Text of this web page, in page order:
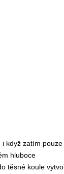
i když zatím pouze
hluboce
těsné koule